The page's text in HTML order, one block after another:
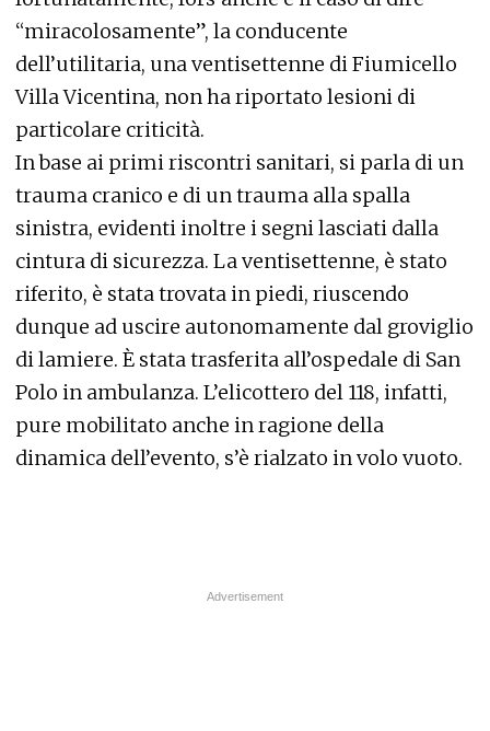
“miracolosamente”, la conducente
dell’utilitaria, una ventisettenne di Fiumicello
Villa Vicentina, non ha riportato lesioni di
particolare criticità.
In base ai primi riscontri sanitari, si parla di un
trauma cranico e di un trauma alla spalla
sinistra, evidenti inoltre i segni lasciati dalla
cintura di sicurezza. La ventisettenne, è stato
riferito, è stata trovata in piedi, riuscendo
dunque ad uscire autonomamente dal groviglio
di lamiere. È stata trasferita all’ospedale di San
Polo in ambulanza. L’elicottero del 118, infatti,
pure mobilitato anche in ragione della
dinamica dell’evento, s’è rialzato in volo vuoto.